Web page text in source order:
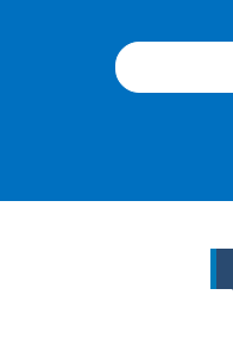
Search
for: